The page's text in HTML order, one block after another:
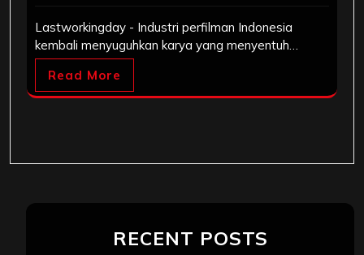
Lastworkingday - Industri perfilman Indonesia
kembali menyuguhkan karya yang menyentuh…
Read More
RECENT POSTS